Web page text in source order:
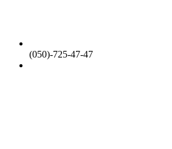
(050)-725-47-47